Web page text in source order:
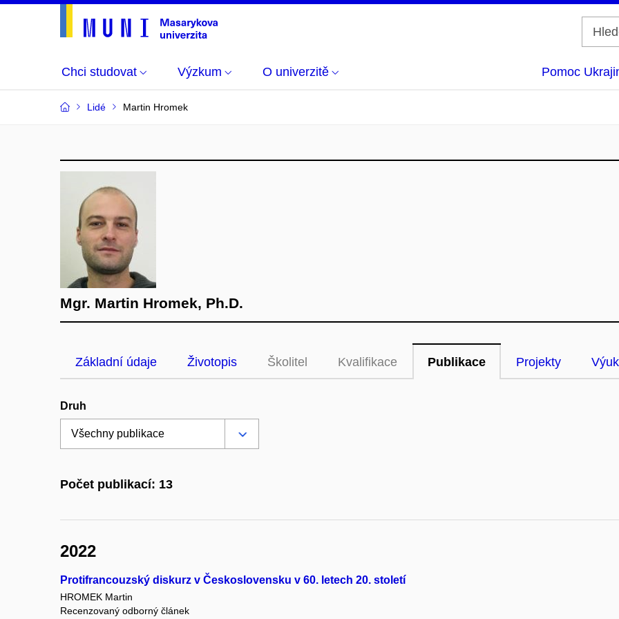
Chci studovat Výzkum O univerzitě Pomoc
Lidé Martin Hromek
Mgr. Martin Hromek, Ph.D.
Základní údaje Životopis Školitel Kvalifikace Publikace Projekty
Druh
Počet publikací: 13
2022
Protifrancouzský diskurz v Československu v 60. letech 20. století
HROMEK Martin
Recenzovaný odborný článek